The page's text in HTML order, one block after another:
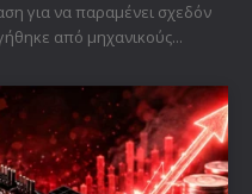
για να παραμένει σχεδόν
από μηχανικούς...